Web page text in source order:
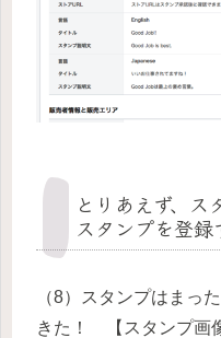
とりあえず、ス
スタンプを登
（8）スタンプはまっ
きた！ 【スタンプ画